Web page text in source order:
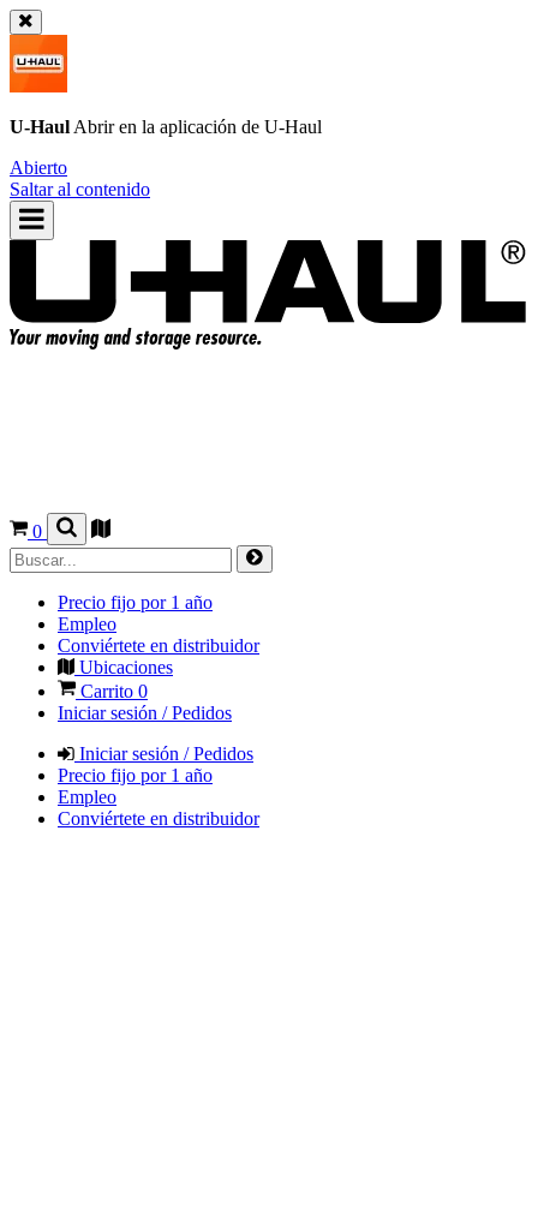
U-Haul Abrir en la aplicación de U-Haul
Abierto
Saltar al contenido
0
Precio fijo por 1 año
Empleo
Conviértete en distribuidor
Ubicaciones
Carrito 0
Iniciar sesión / Pedidos
Iniciar sesión / Pedidos
Precio fijo por 1 año
Empleo
Conviértete en distribuidor